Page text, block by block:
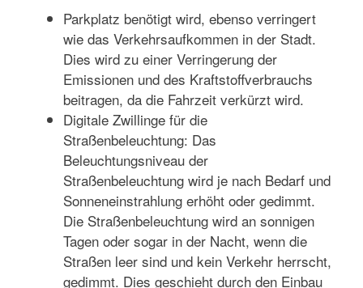
Parkplatz benötigt wird, ebenso verringert
wie das Verkehrsaufkommen in der Stadt.
Dies wird zu einer Verringerung der
Emissionen und des Kraftstoffverbrauchs
beitragen, da die Fahrzeit verkürzt wird.
Digitale Zwillinge für die
Straßenbeleuchtung: Das
Beleuchtungsniveau der
Straßenbeleuchtung wird je nach Bedarf und
Sonneneinstrahlung erhöht oder gedimmt.
Die Straßenbeleuchtung wird an sonnigen
Tagen oder sogar in der Nacht, wenn die
Straßen leer sind und kein Verkehr herrscht,
gedimmt. Dies geschieht durch den Einbau